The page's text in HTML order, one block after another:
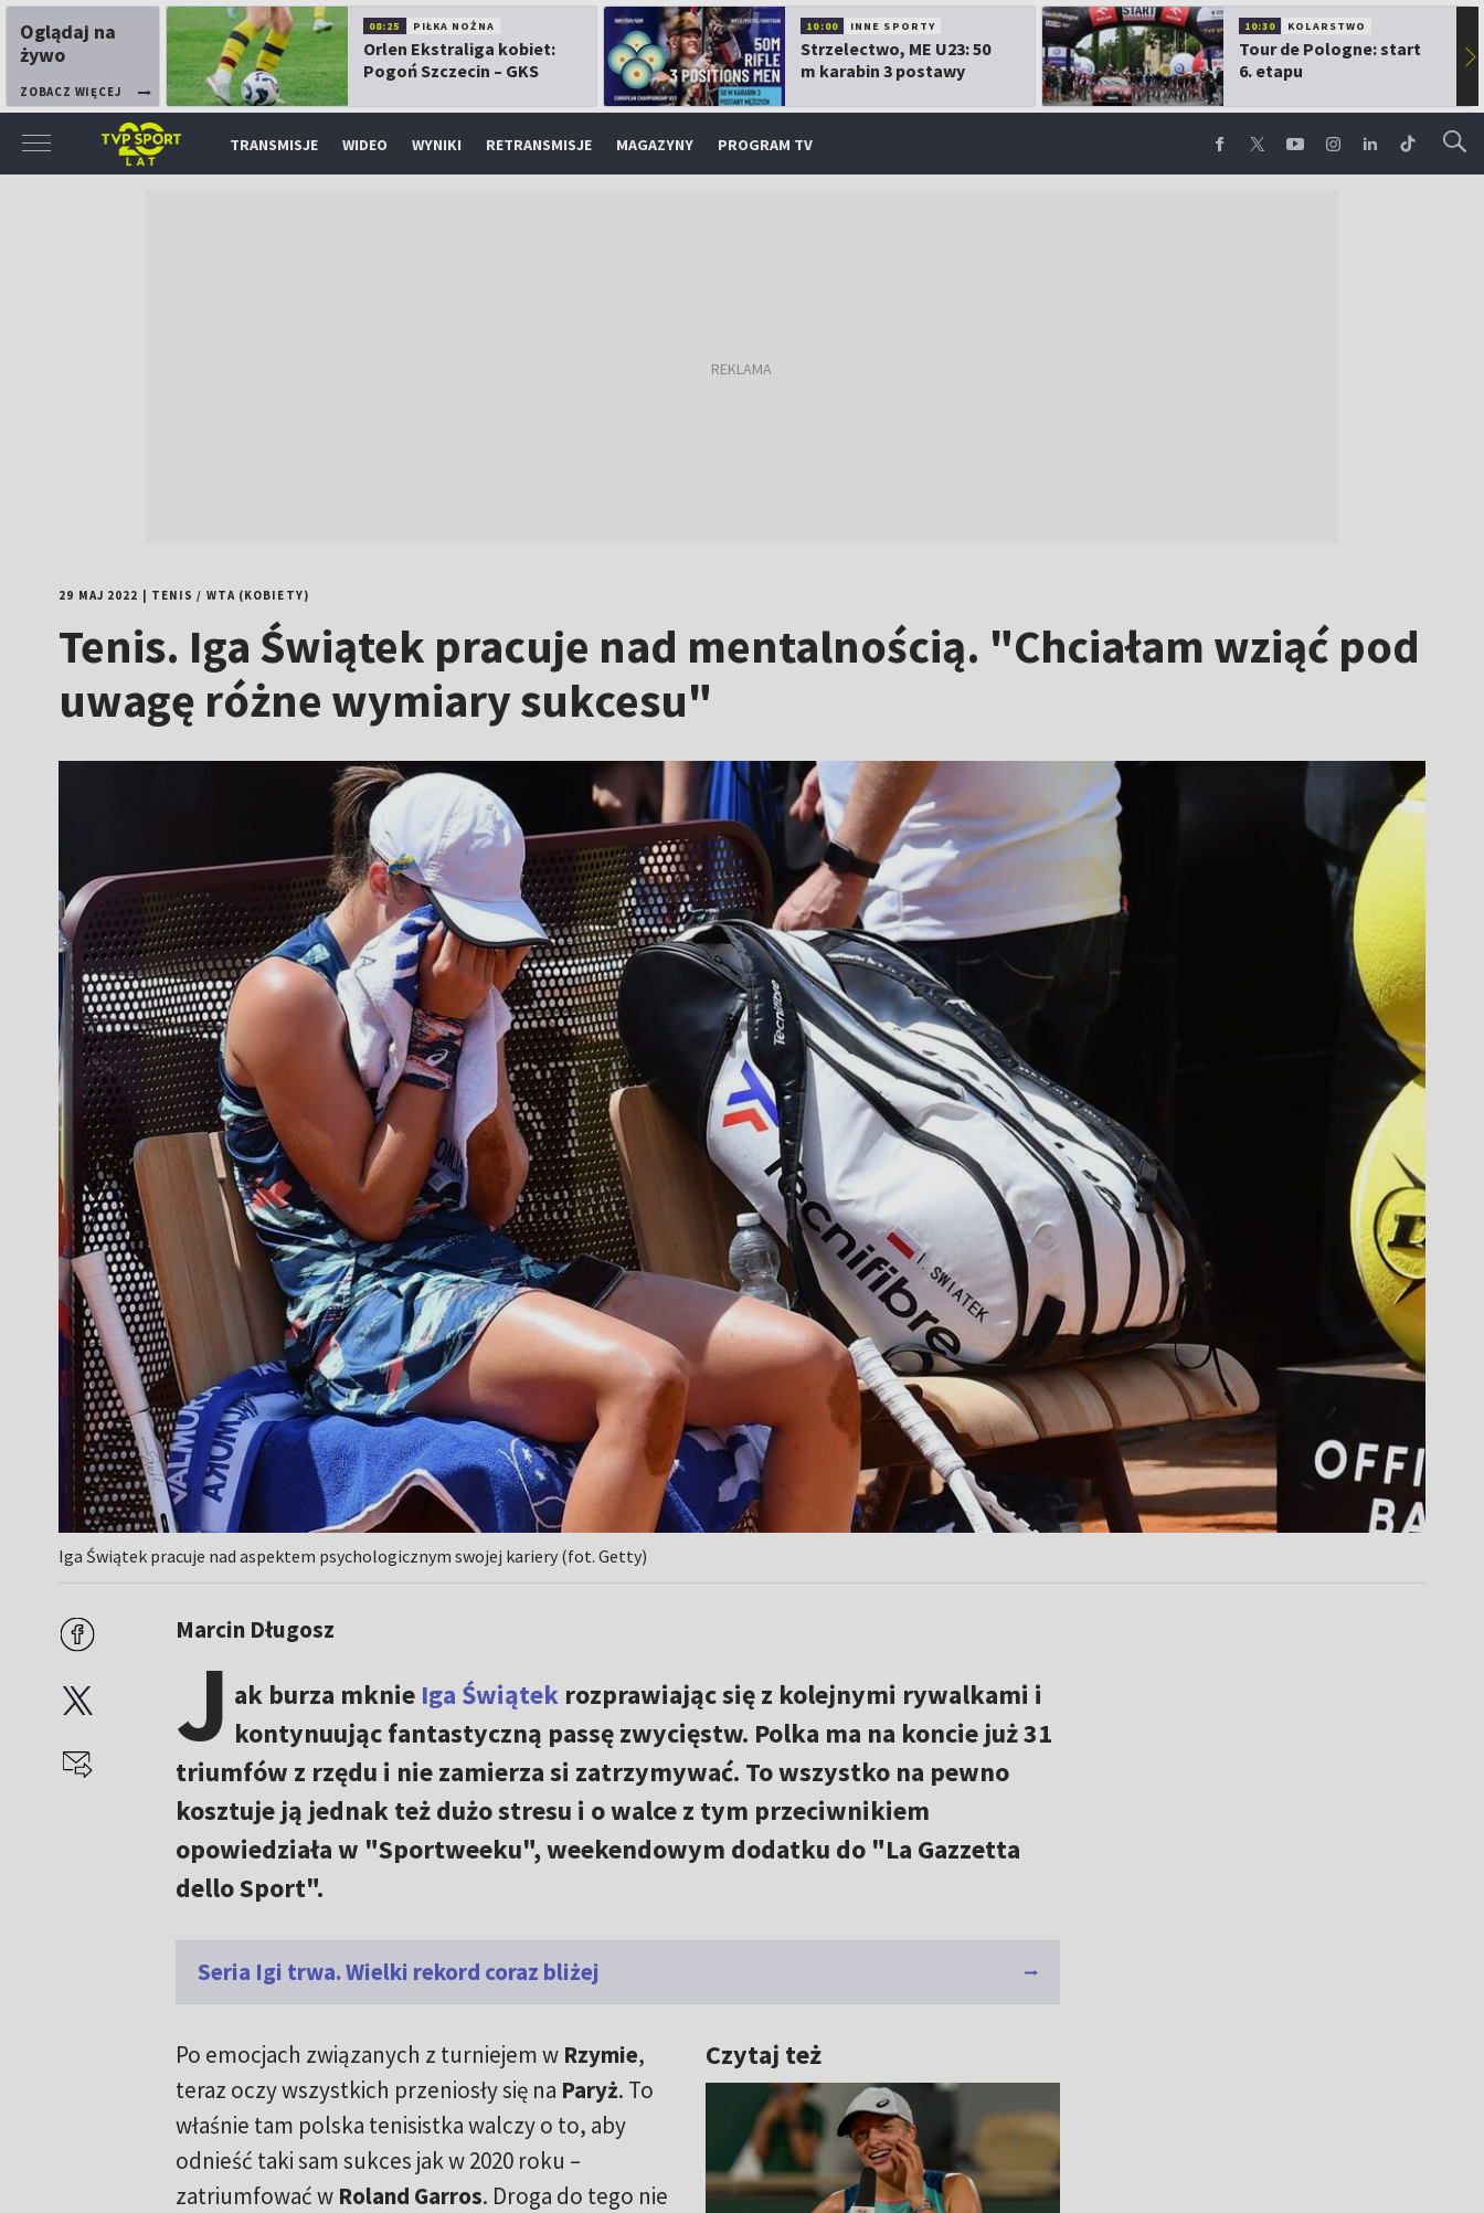
Oglądaj na
żywo
ZOBACZ WIĘCEJ
08:25 PIŁKA NOŻNA
Orlen Ekstraliga kobiet:
Pogoń Szczecin – GKS
10:00 INNE SPORTY
Strzelectwo, ME U23: 50
m karabin 3 postawy
10:30 KOLARSTWO
Tour de Pologne: start
6. etapu
▶
TRANSMISJE WIDEO WYNIKI RETRANSMISJE MAGAZYNY PROGRAM TV
29 MAJ 2022 TENIS / WTA (KOBIETY)
Tenis. Iga Świątek pracuje nad mentalnością. "Chciałam wziąć pod
uwagę różne wymiary sukcesu"
Iga Świątek pracuje nad aspektem psychologicznym swojej kariery (fot. Getty)
Marcin Długosz
J ak burza mknie Iga Świątekrozprawiając się z kolejnymi rywalkami i
kontynuując fantastyczną passę zwycięstw. Polka ma na koncie już 31
triumfów z rzędu i nie zamierza si zatrzymywać. To wszystko na pewno
kosztuje ją jednak też dużo stresu i o walce z tym przeciwnikiem
opowiedziała w "Sportweeku", weekendowym dodatku do "La Gazzetta
dello Sport".
Seria Igi trwa. Wielki rekord coraz bliżej
Czytaj też
Po emocjach związanych z turniejem w Rzymie,
teraz oczy wszystkich przeniosły się na Paryż. To
właśnie tam polska tenisistka walczy o to, aby
odnieść taki sam sukces jak w 2020 roku –
zatriumfować w Roland Garros. Droga do tego nie